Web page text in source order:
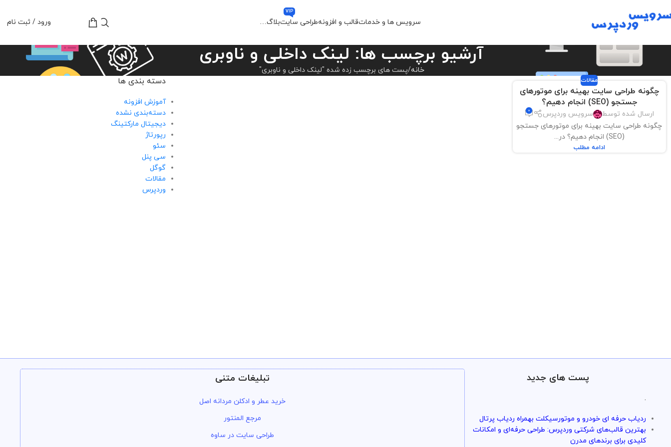
سرویس ها و خدماتقالب و افزونهطراحی سایت
VIP
بلاگ… ورود / ثبت نام
آرشیو برچسب ها: لینک داخلی و ناوبری
خانه پست های برچسب زده شده "لینک داخلی و ناوبری"
مقالات
چگونه طراحی سایت بهینه برای موتورهای
جستجو (SEO) انجام دهیم؟
ارسال شده توسط سرویس وردپرس 0
چگونه طراحی سایت بهینه برای موتورهای جستجو
(SEO) انجام دهیم؟ در...
ادامه مطلب
دسته بندی ها
آموزش افزونه
دسته‌بندی نشده
دیجیتال مارکتینگ
رپورتاژ
سئو
سی پنل
گوگل
مقالات
وردپرس
پست های جدید
.
ردیاب حرفه ای خودرو و موتورسیکلت بهمراه ردیاب پرتال
بهترین قالب‌های شرکتی وردپرس: طراحی حرفه‌ای و امکانات
کلیدی برای برندهای مدرن
تبلیغات متنی
خرید عطر و ادکلن مردانه اصل
مرجع المنتور
طراحی سایت در ساوه